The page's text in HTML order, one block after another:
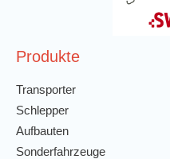
Produkte
Transporter
Schlepper
Aufbauten
Sonderfahrzeuge